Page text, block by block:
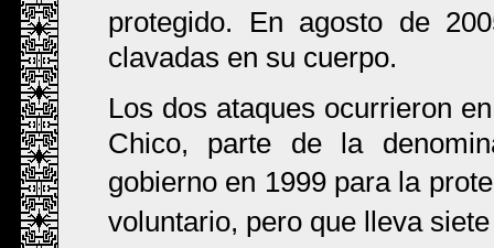
protegido. En agosto de
clavadas en su cuerpo.
Los dos ataques ocurrieron
Chico, parte de la
gobierno en 1999 para la
voluntario, pero que lleva